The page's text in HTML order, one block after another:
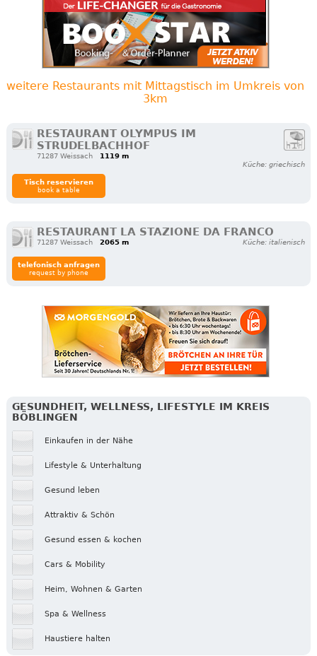
weitere Restaurants mit Mittagstisch im Umkreis von
3km
RESTAURANT OLYMPUS IM
STRUDELBACHHOF
71287 Weissach
1119 m
Küche: griechisch
Tisch reservieren
book a table
RESTAURANT LA STAZIONE DA FRANCO
71287 Weissach 2065 m Küche: italienisch
telefonisch anfragen
request by phone
GESUNDHEIT, WELLNESS, LIFESTYLE IM KREIS
BÖBLINGEN
Einkaufen in der Nähe
Lifestyle & Unterhaltung
Gesund leben
Attraktiv & Schön
Gesund essen & kochen
Cars & Mobility
Heim, Wohnen & Garten
Spa & Wellness
Haustiere halten